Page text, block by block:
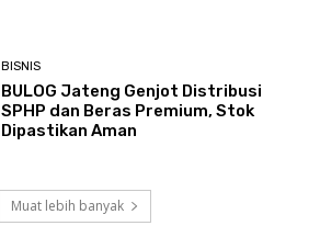
BISNIS
BULOG Jateng Genjot Distribusi
SPHP dan Beras Premium, Stok
Dipastikan Aman
Muat lebih banyak